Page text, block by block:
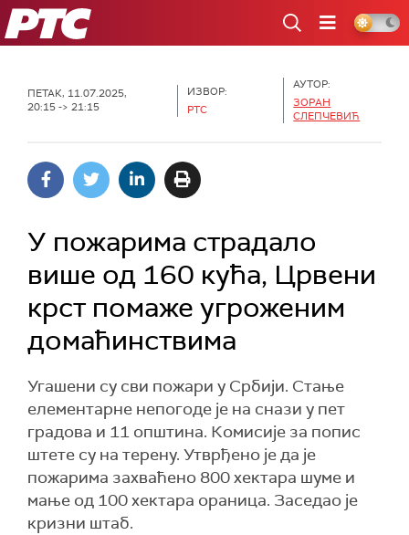
РТС
ПЕТАК, 11.07.2025,
20:15 -> 21:15
ИЗВОР:
РТС
АУТОР:
ЗОРАН
СЛЕПЧЕВИЋ
У пожарима страдало
више од 160 кућа, Црвени
крст помаже угроженим
домаћинствима
Угашени су сви пожари у Србији. Стање
елементарне непогоде је на снази у пет
градова и 11 општина. Комисије за попис
штете су на терену. Утврђено је да је
пожарима захваћено 800 хектара шуме и
мање од 100 хектара ораница. Заседао је
кризни штаб.